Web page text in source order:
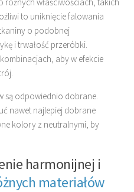
to uniknięcie falowania
o podobnej
i trwałość przeróbki.
aby w efekcie
są odpowiednio dobrane.
nawet najlepiej dobrane
kolory z neutralnymi, by
harmonijnej i
materiałów